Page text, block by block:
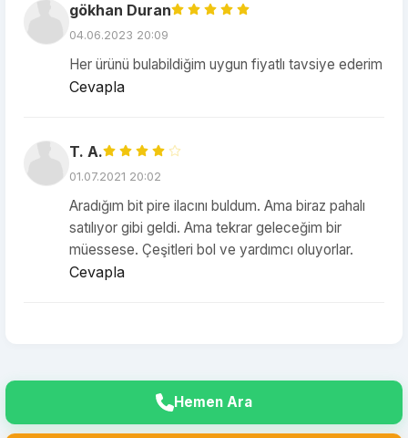
gökhan Duran
04.06.2023 20:09
Her ürünü bulabildiğim uygun fiyatlı tavsiye ederim
Cevapla
T. A.
01.07.2021 20:02
Aradığım bit pire ilacını buldum. Ama biraz pahalı
satılıyor gibi geldi. Ama tekrar geleceğim bir
müessese. Çeşitleri bol ve yardımcı oluyorlar.
Cevapla
Hemen Ara